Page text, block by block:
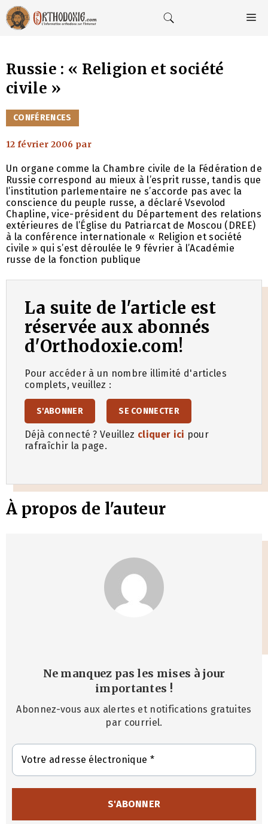
Aller
au
contenu
Russie : « Religion et société
civile »
CATÉGORIES
CONFÉRENCES
12 février 2006 par
Un organe comme la Chambre civile de la Fédération de
Russie correspond au mieux à l’esprit russe, tandis que
l’institution parlementaire ne s’accorde pas avec la
conscience du peuple russe, a déclaré Vsevolod
Chapline, vice-président du Département des relations
extérieures de l’Église du Patriarcat de Moscou (DREE)
à la conférence internationale « Religion et société
civile » qui s’est déroulée le 9 février à l’Académie
russe de la fonction publique
La suite de l'article est
réservée aux abonnés
d'Orthodoxie.com!
Pour accéder à un nombre illimité d'articles
complets, veuillez :
S'ABONNER SE CONNECTER
Déjà connecté ? Veuillez cliquer ici pour
rafraîchir la page.
À propos de l'auteur
Ne manquez pas les mises à jour
importantes !
Abonnez-vous aux alertes et notifications gratuites
par courriel.